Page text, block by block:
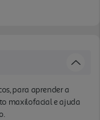
para aprender a
maxilofacial e ajuda